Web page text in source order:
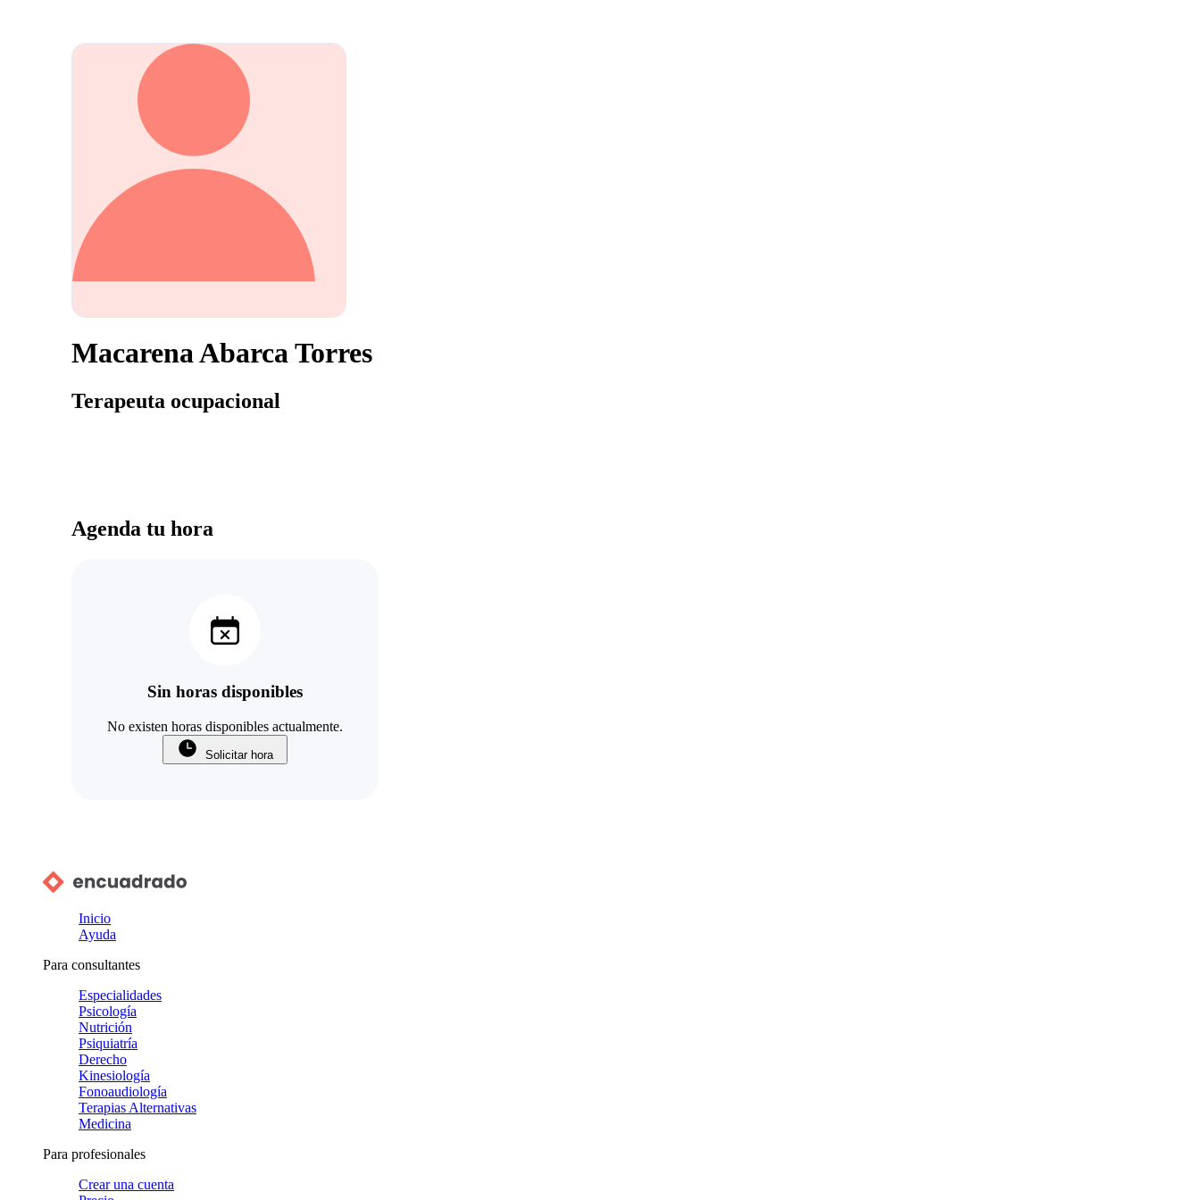
Macarena Abarca Torres
Terapeuta ocupacional
Agenda tu hora
Sin horas disponibles
No existen horas disponibles actualmente.
Solicitar hora
Inicio
Ayuda
Para consultantes
Especialidades
Psicología
Nutrición
Psiquiatría
Derecho
Kinesiología
Fonoaudiología
Terapias Alternativas
Medicina
Para profesionales
Crear una cuenta